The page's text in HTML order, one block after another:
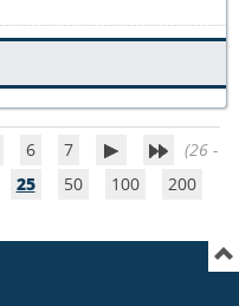
6 7
(26 -
25 50 100 200